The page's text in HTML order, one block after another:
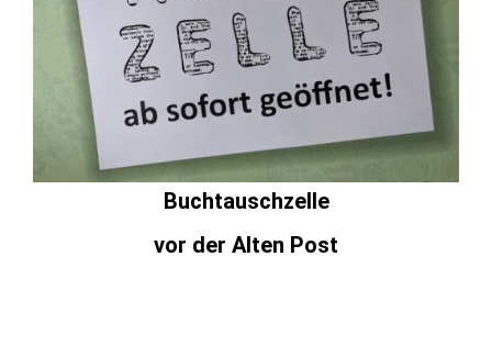
Buchtauschzelle
vor der Alten Post